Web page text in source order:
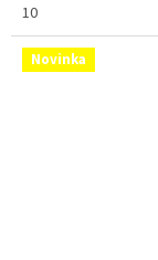
10
Novinka